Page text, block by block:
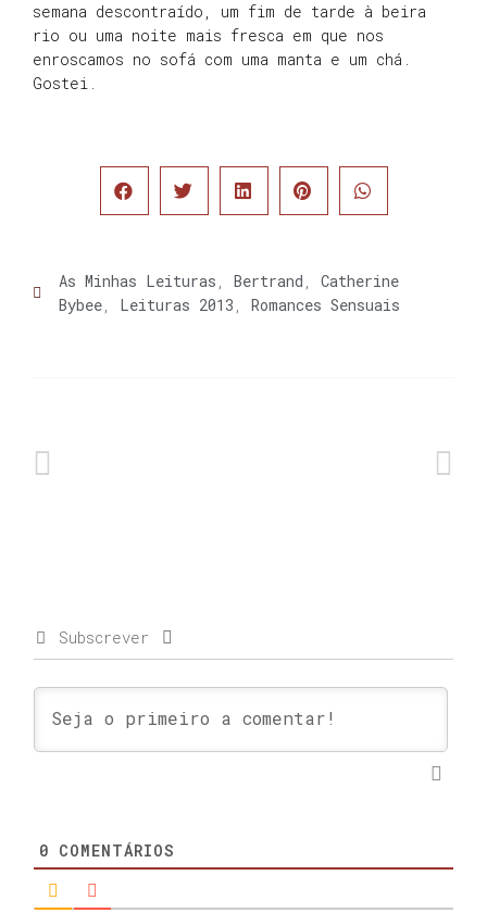
semana descontraído, um fim de tarde à beira
rio ou uma noite mais fresca em que nos
enroscamos no sofá com uma manta e um chá.
Gostei.
As Minhas Leituras Bertrand
Catherine
Bybee
Leituras 2013 Romances Sensuais
Subscrever
0 COMENTÁRIOS